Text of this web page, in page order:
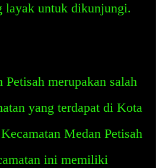
layak untuk dikunjungi.
Petisah merupakan salah
yang terdapat di Kota
Medan Petisah
ini memiliki